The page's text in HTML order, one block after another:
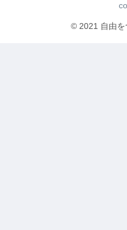
© 2021 自由を